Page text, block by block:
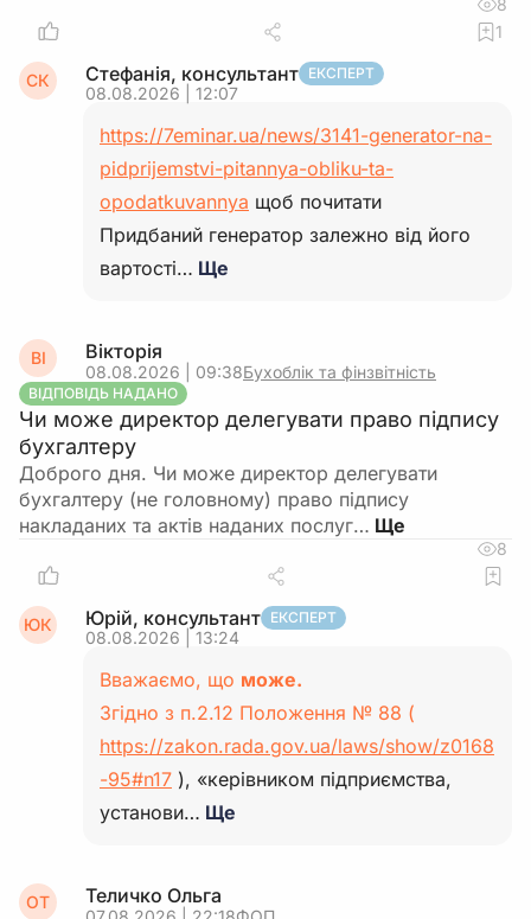
8
1
СК Стефанія, консультант ЕКСПЕРТ
08.08.2026 | 12:07
https://7eminar.ua/news/3141-generator-na-
pidprijemstvi-pitannya-obliku-ta-
opodatkuvannya щоб почитати
Придбаний генератор залежно від його
вартості… Ще
ВІ Вікторія
08.08.2026 | 09:38Бухоблік та фінзвітність
ВІДПОВІДЬ НАДАНО
Чи може директор делегувати право підпису
бухгалтеру
Доброго дня. Чи може директор делегувати
бухгалтеру (не головному) право підпису
накладаних та актів наданих послуг…
8
ЮК Юрій, консультант ЕКСПЕРТ
08.08.2026 | 13:24
Вважаємо, що може.
Згідно з п.2.12 Положення № 88 (
https://zakon.rada.gov.ua/laws/show/z0168
-95#n17 ), «керівником підприємства,
установи… Ще
ОТ Теличко Ольга